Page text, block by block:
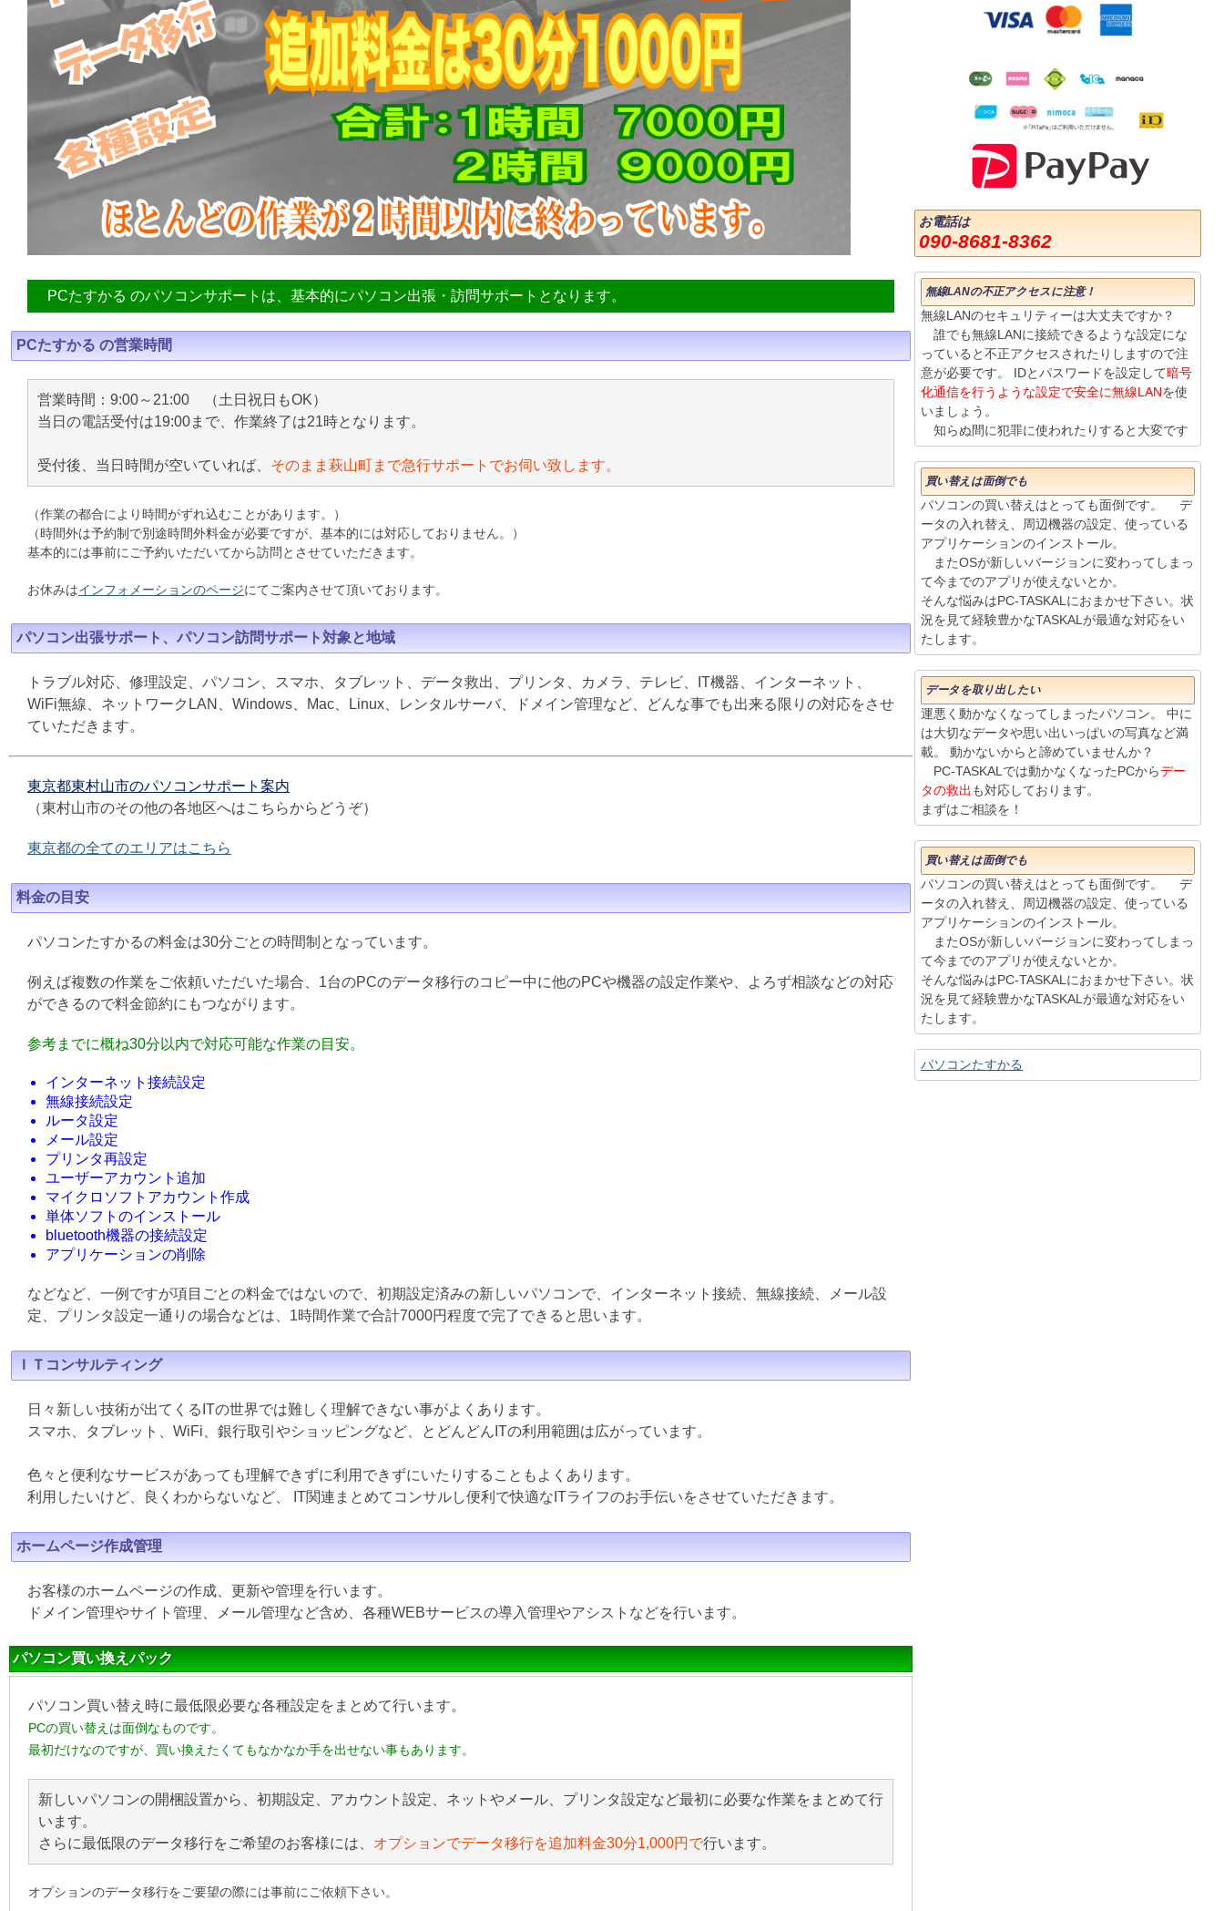
PCたすかる のパソコンサポートは、基本的にパソコン出張・訪問サポートとなります。
PCたすかる の営業時間
営業時間：9:00～21:00 （土日祝日もOK）
当日の電話受付は19:00まで、作業終了は21時となります。
受付後、当日時間が空いていれば、 そのまま萩山町まで急行サポートでお伺い致します。
（作業の都合により時間がずれ込むことがあります。）
（時間外は予約制で別途時間外料金が必要ですが、基本的には対応しておりません。）
基本的には事前にご予約いただいてから訪問とさせていただきます。
お休みはインフォメーションのページにてご案内させて頂いております。
パソコン出張サポート、パソコン訪問サポート対象と地域
トラブル対応、修理設定、パソコン、スマホ、タブレット、データ救出、プリンタ、カメラ、テレビ、IT機器、インターネット、
WiFi無線、ネットワークLAN、Windows、Mac、Linux、レンタルサーバ、ドメイン管理など、どんな事でも出来る限りの対応をさせ
ていただきます。
東京都東村山市のパソコンサポート案内
（東村山市のその他の各地区へはこちらからどうぞ）
東京都の全てのエリアはこちら
料金の目安
パソコンたすかるの料金は30分ごとの時間制となっています。
例えば複数の作業をご依頼いただいた場合、1台のPCのデータ移行のコピー中に他のPCや機器の設定作業や、よろず相談などの対応
ができるので料金節約にもつながります。
参考までに概ね30分以内で対応可能な作業の目安。
インターネット接続設定
無線接続設定
ルータ設定
メール設定
プリンタ再設定
ユーザーアカウント追加
マイクロソフトアカウント作成
単体ソフトのインストール
bluetooth機器の接続設定
アプリケーションの削除
などなど、一例ですが項目ごとの料金ではないので、初期設定済みの新しいパソコンで、インターネット接続、無線接続、メール設
定、プリンタ設定一通りの場合などは、1時間作業で合計7000円程度で完了できると思います。
ＩＴコンサルティング
日々新しい技術が出てくるITの世界では難しく理解できない事がよくあります。
スマホ、タブレット、WiFi、銀行取引やショッピングなど、とどんどんITの利用範囲は広がっています。
色々と便利なサービスがあっても理解できずに利用できずにいたりすることもよくあります。
利用したいけど、良くわからないなど、 IT関連まとめてコンサルし便利で快適なITライフのお手伝いをさせていただきます。
ホームページ作成管理
お客様のホームページの作成、更新や管理を行います。
ドメイン管理やサイト管理、メール管理など含め、各種WEBサービスの導入管理やアシストなどを行います。
パソコン買い換えパック
パソコン買い替え時に最低限必要な各種設定をまとめて行います。
PCの買い替えは面倒なものです。
最初だけなのですが、買い換えたくてもなかなか手を出せない事もあります。
新しいパソコンの開梱設置から、初期設定、アカウント設定、ネットやメール、プリンタ設定など最初に必要な作業をまとめて行
います。
さらに最低限のデータ移行をご希望のお客様には、 オプションでデータ移行を追加料金30分1,000円で行います。
オプションのデータ移行をご要望の際には事前にご依頼下さい。
お電話は
090-8681-8362
無線LANの不正アクセスに注意！
無線LANのセキュリティーは大丈夫ですか？
誰でも無線LANに接続できるような設定にな
っていると不正アクセスされたりしますので注
意が必要です。 IDとパスワードを設定して暗号
化通信を行うような設定で安全に無線LANを使
いましょう。
知らぬ間に犯罪に使われたりすると大変です
買い替えは面倒でも
パソコンの買い替えはとっても面倒です。 デ
ータの入れ替え、周辺機器の設定、使っている
アプリケーションのインストール。
またOSが新しいバージョンに変わってしまっ
て今までのアプリが使えないとか。
そんな悩みはPC-TASKALにおまかせ下さい。状
況を見て経験豊かなTASKALが最適な対応をい
たします。
データを取り出したい
運悪く動かなくなってしまったパソコン。 中に
は大切なデータや思い出いっぱいの写真など満
載。 動かないからと諦めていませんか？
PC-TASKALでは動かなくなったPCからデー
タの救出 も対応しております。
まずはご相談を！
買い替えは面倒でも
パソコンの買い替えはとっても面倒です。 デ
ータの入れ替え、周辺機器の設定、使っている
アプリケーションのインストール。
またOSが新しいバージョンに変わってしまっ
て今までのアプリが使えないとか。
そんな悩みはPC-TASKALにおまかせ下さい。状
況を見て経験豊かなTASKALが最適な対応をい
たします。
パソコンたすかる